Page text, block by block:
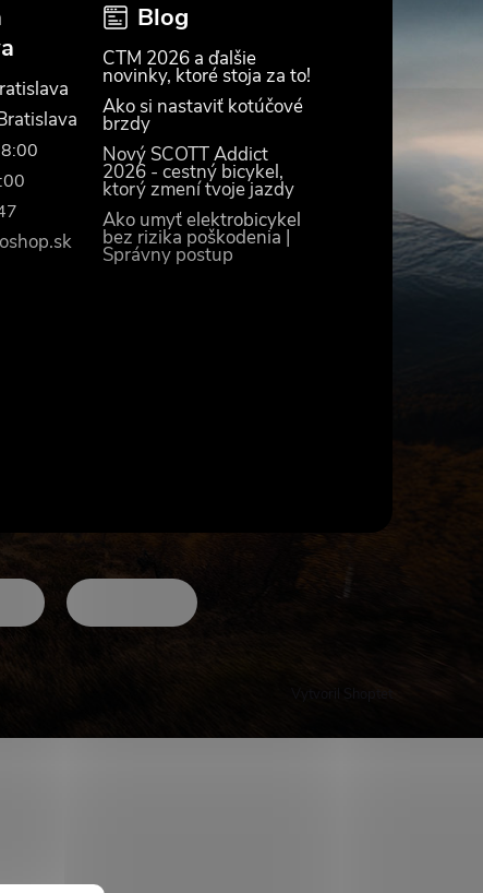
Blog
CTM 2026 a ďalšie
novinky, ktoré stoja za to!
Ako si nastaviť kotúčové
brzdy
Nový SCOTT Addict
2026 - cestný bicykel,
ktorý zmení tvoje jazdy
Ako umyť elektrobicykel
bez rizika poškodenia |
Správny postup